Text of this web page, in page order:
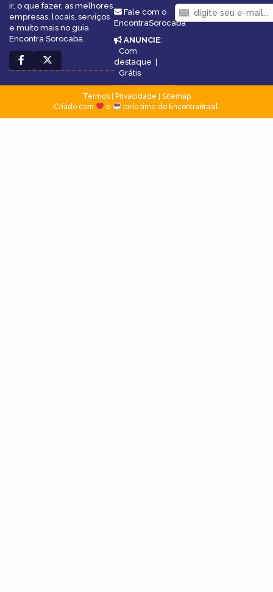
ir, o que fazer, as melhores
empresas, locais, serviços
e muito mais no guia
Encontra Sorocaba.
Fale com o
EncontraSorocaba
ANUNCIE:
Com
destaque |
Grátis
Termos| Privacidade
Sitemap
Criado com
e pelo time do EncontraBrasil